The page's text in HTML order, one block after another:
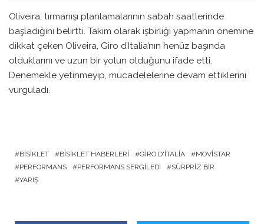
Oliveira, tırmanışı planlamalarının sabah saatlerinde
başladığını belirtti. Takım olarak işbirliği yapmanın önemine
dikkat çeken Oliveira, Giro d’Italia’nın henüz başında
olduklarını ve uzun bir yolun olduğunu ifade etti.
Denemekle yetinmeyip, mücadelelerine devam ettiklerini
vurguladı.
BISIKLET BISIKLET HABERLERI GIRO D'ITALIA
MOVISTAR
PERFORMANS
PERFORMANS SERGILEDI
SÜRPRIZ BIR
YARIŞ